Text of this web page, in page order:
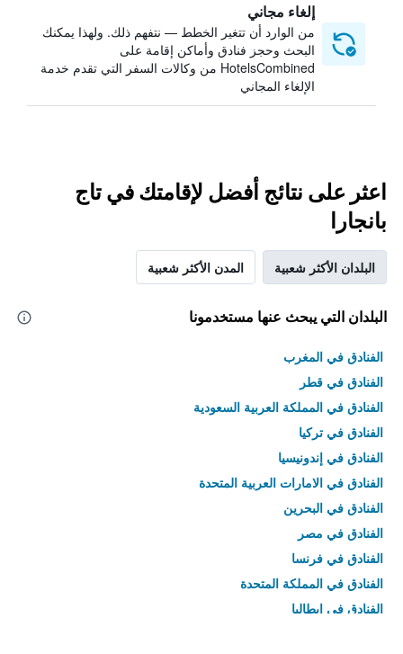
إلغاء مجاني
من الوارد أن تتغير الخطط — نتفهم ذلك. ولهذا يمكنك
البحث وحجز فنادق وأماكن إقامة على
HotelsCombined من وكالات السفر التي تقدم خدمة
الإلغاء المجاني
اعثر على نتائج أفضل لإقامتك في تاج
بانجارا
البلدان الأكثر شعبية المدن الأكثر شعبية
البلدان التي يبحث عنها مستخدمونا
الفنادق في المغرب
الفنادق في قطر
الفنادق في المملكة العربية السعودية
الفنادق في تركيا
الفنادق في إندونيسيا
الفنادق في الامارات العربية المتحدة
الفنادق في البحرين
الفنادق في مصر
الفنادق في فرنسا
الفنادق في المملكة المتحدة
الفنادق في إيطاليا